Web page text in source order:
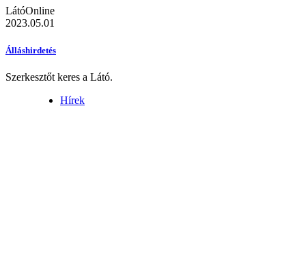
LátóOnline
2023.05.01
Álláshirdetés
Szerkesztőt keres a Látó.
Hírek